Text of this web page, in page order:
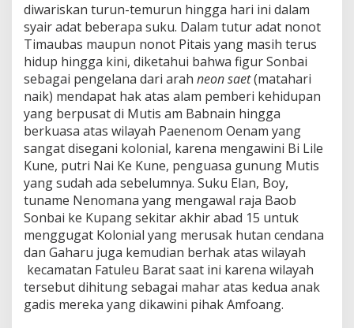
diwariskan turun-temurun hingga hari ini dalam
syair adat beberapa suku. Dalam tutur adat nonot
Timaubas maupun nonot Pitais yang masih terus
hidup hingga kini, diketahui bahwa figur Sonbai
sebagai pengelana dari arah neon saet(matahari
naik) mendapat hak atas alam pemberi kehidupan
yang berpusat di Mutis am Babnain hingga
berkuasa atas wilayah Paenenom Oenam yang
sangat disegani kolonial, karena mengawini Bi Lile
Kune, putri Nai Ke Kune, penguasa gunung Mutis
yang sudah ada sebelumnya. Suku Elan, Boy,
tuname Nenomana yang mengawal raja Baob
Sonbai ke Kupang sekitar akhir abad 15 untuk
menggugat Kolonial yang merusak hutan cendana
dan Gaharu juga kemudian berhak atas wilayah
kecamatan Fatuleu Barat saat ini karena wilayah
tersebut dihitung sebagai mahar atas kedua anak
gadis mereka yang dikawini pihak Amfoang.